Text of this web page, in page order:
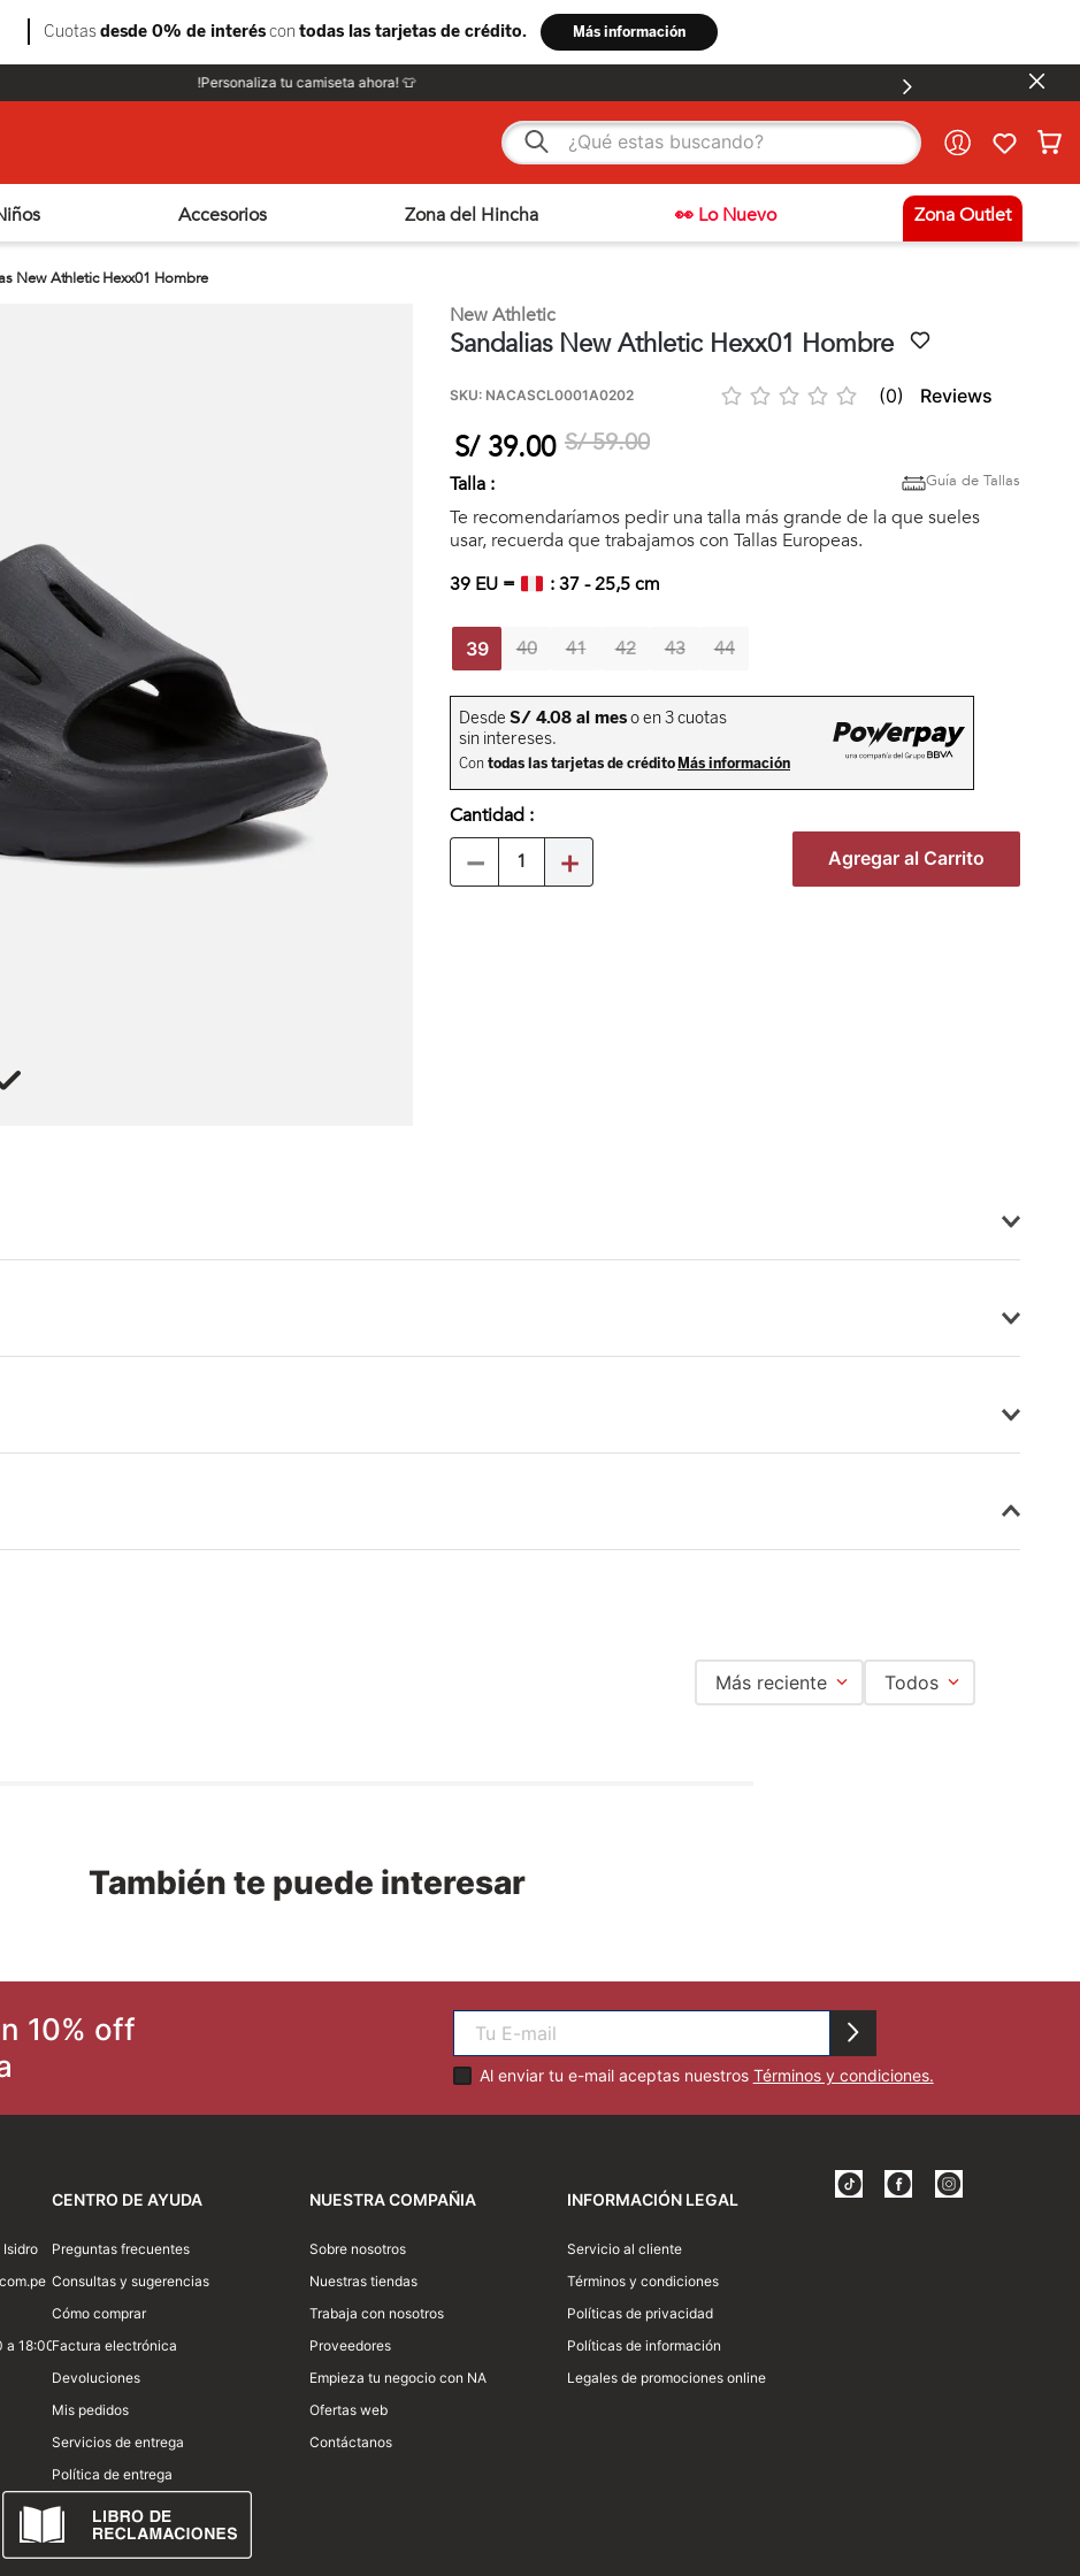
!Personaliza tu camiseta ahora! 👕
¿Qué estas buscando?
Accesorios Zona del Hincha 👀 Lo Nuevo Zona Outlet
New Athletic Hexx01 Hombre
New Athletic
Sandalias New Athletic Hexx01 Hombre
SKU: NACASCL0001A0202 ☆ ☆ ☆ ☆ ☆ (0)
S/ 59.00
S/ 39.00
Talla : Guía de Tallas
Te recomendaríamos pedir una talla más grande de la que sueles
usar, recuerda que trabajamos con Tallas Europeas.
39 EU = :37-25,5cm
39 40 41 42 43 44
Cantidad
＋
－ Agregar al Carrito
Enviar comentario
Más reciente Todos
También te puede interesar
10% off
Al enviar tu e-mail aceptas nuestros Términos y condiciones.
Isidro
a 18:00
CENTRO DE AYUDA
Preguntas frecuentes
Consultas y sugerencias
Cómo comprar
Factura electrónica
Devoluciones
Mis pedidos
Servicios de entrega
Política de entrega
NUESTRA COMPAÑIA
Sobre nosotros
Nuestras tiendas
Trabaja con nosotros
Proveedores
Empieza tu negocio con NA
Ofertas web
Contáctanos
INFORMACIÓN LEGAL
Servicio al cliente
Términos y condiciones
Políticas de privacidad
Políticas de información
Legales de promociones online